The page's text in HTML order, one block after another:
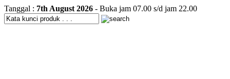
Tanggal : 7th August 2026 - Buka jam 07.00 s/d jam 22.00